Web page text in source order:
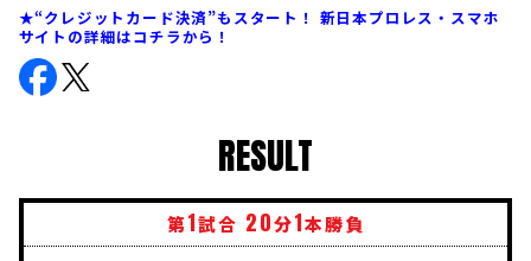
★“クレジットカード決済”もスタート！ 新日本プロレス・スマホ
サイトの詳細はコチラから！
RESULT
第1試合 20分1本勝負